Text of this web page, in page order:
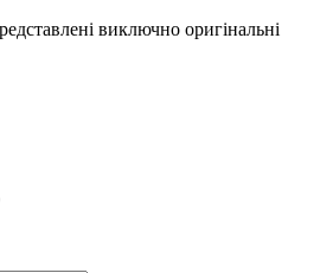
виключно оригінальні